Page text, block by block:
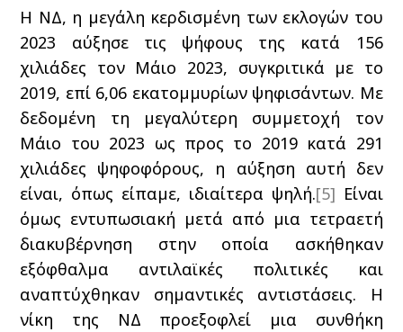
Η ΝΔ, η μεγάλη κερδισμένη των εκλογών του
2023 αύξησε τις ψήφους της κατά 156
χιλιάδες τον Μάιο 2023, συγκριτικά με το
2019, επί 6,06 εκατομμυρίων ψηφισάντων. Με
δεδομένη τη μεγαλύτερη συμμετοχή τον
Μάιο του 2023 ως προς το 2019 κατά 291
χιλιάδες ψηφοφόρους, η αύξηση αυτή δεν
είναι, όπως είπαμε, ιδιαίτερα ψηλή.[5] Είναι
όμως εντυπωσιακή μετά από μια τετραετή
διακυβέρνηση στην οποία ασκήθηκαν
εξόφθαλμα αντιλαϊκές πολιτικές και
αναπτύχθηκαν σημαντικές αντιστάσεις. Η
νίκη της ΝΔ προεξοφλεί μια συνθήκη